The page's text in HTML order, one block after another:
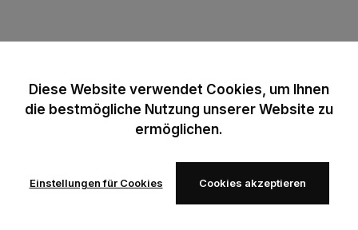
Diese Website verwendet Cookies, um Ihnen
die bestmögliche Nutzung unserer Website zu
ermöglichen.
Einstellungen für Cookies Cookies akzeptieren